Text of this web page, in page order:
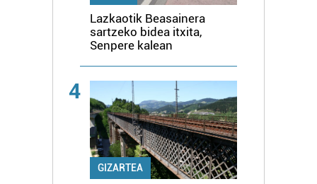
Lazkaotik Beasainera
sartzeko bidea itxita,
Senpere kalean
4
GIZARTEA